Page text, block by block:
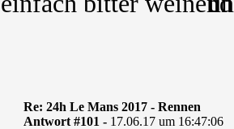
Re: 24h Le Mans 2017 - Rennen
Antwort #101 - 17.06.17 um 16:47:06